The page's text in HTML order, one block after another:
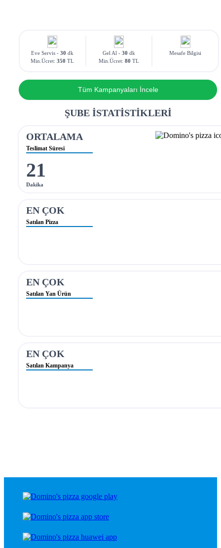
Eve Servis -30 dk
Min.Ücret:350 TL
Gel Al - 30 dk
Min.Ücret: 80 TL
Mesafe Bilgisi
Tüm Kampanyaları İncele
ŞUBE İSTATİSTİKLERİ
ORTALAMA
Teslimat Süresi
21
Dakika
EN ÇOK
Satılan Pizza
EN ÇOK
Satılan Yan Ürün
EN ÇOK
Satılan Kampanya